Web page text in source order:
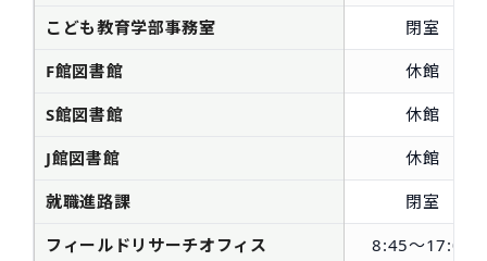
こども教育学部事務室
閉室
F館図書館
休館
S館図書館
休館
J館図書館
休館
就職進路課
閉室
フィールドリサーチオフィス
8:45～17:00